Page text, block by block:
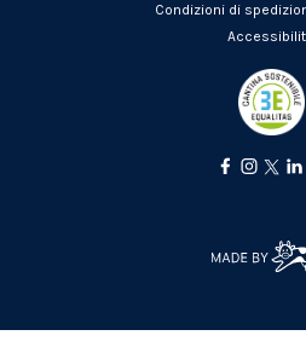
Condizioni di